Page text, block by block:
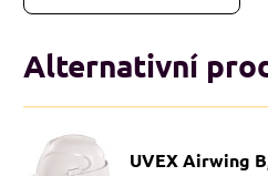
Alternativní
UVEX Airwing